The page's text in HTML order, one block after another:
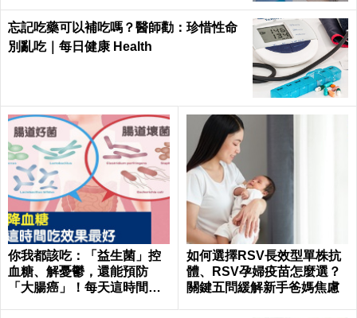
忘記吃藥可以補吃嗎？醫師勸：珍惜性命
別亂吃｜每日健康 Health
你我都該吃：「益生菌」控
血糖、解憂鬱，還能預防
「大腸癌」！每天這時間吃
如何選擇RSV長效型單株抗
體、RSV孕婦疫苗怎麼選？
關鍵五問緩解新手爸媽焦慮